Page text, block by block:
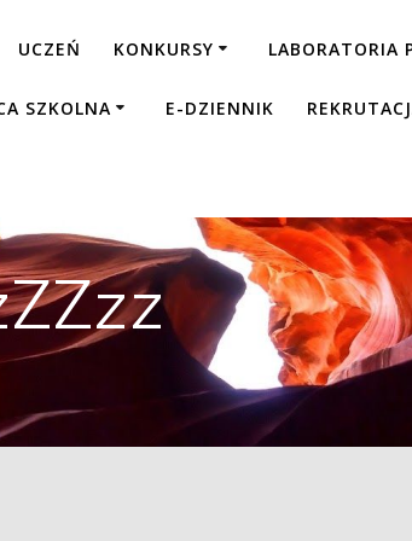
UCZEŃ KONKURSY LABORATORIA
SZKOLNA E-DZIENNIK